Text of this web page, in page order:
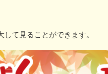
て見ることができます。